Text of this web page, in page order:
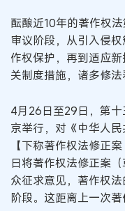
酝酿近10年的著作权
审议阶段，从引入侵
作权保护，再到适应
关制度措施，诸多修法
4月26日至29日，第
京举行，对《中华人
【下称著作权法修正
日将著作权法修正案
众征求意见，著作权
阶段。这距离上一次著